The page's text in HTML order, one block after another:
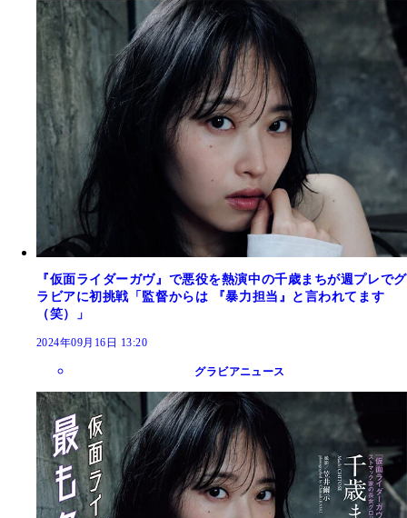
『仮面ライダーガヴ』で悪役を熱演中の千歳まちが週プレでグ
ラビアに初挑戦「監督からは 『暴力担当』と言われてます
（笑）」
2024年09月16日 13:20
グラビアニュース